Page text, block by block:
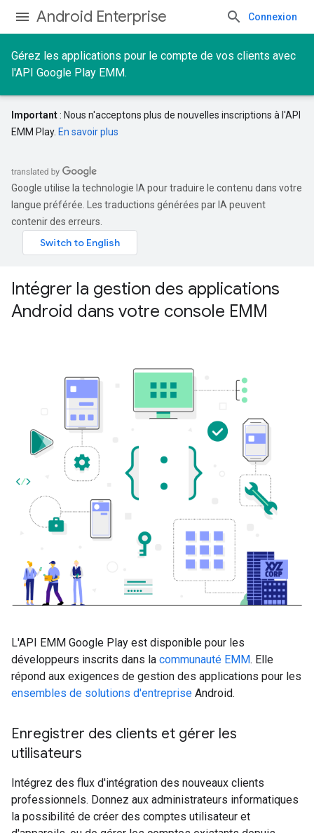
Android Enterprise Connexion
Gérez les applications pour le compte de vos clients avec
l'API Google Play EMM.
Important: Nous n'acceptons plus de nouvelles inscriptions à l'API
EMM Play. En savoir plus
Google utilise la technologie IA pour traduire le contenu dans votre
langue préférée. Les traductions générées par IA peuvent
contenir des erreurs.
Intégrer la gestion des applications
Android dans votre console EMM
L'API EMM Google Play est disponible pour les
développeurs inscrits dans la communauté EMM. Elle
répond aux exigences de gestion des applications pour les
ensembles de solutions d'entreprise Android.
Enregistrer des clients et gérer les
utilisateurs
Intégrez des flux d'intégration des nouveaux clients
professionnels. Donnez aux administrateurs informatiques
la possibilité de créer des comptes utilisateur et